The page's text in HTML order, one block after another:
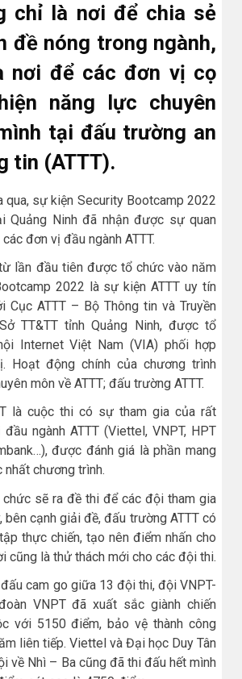
chỉ là nơi để chia sẻ
đề nóng trong ngành,
nơi để các đơn vị cọ
năng lực chuyên
tại đấu trường an
tin (ATTT).
sự kiện Security Bootcamp 2022
Quảng Ninh đã nhận được sự quan
đơn vị đầu ngành ATTT.
lần đầu tiên được tổ chức vào năm
2022 là sự kiện ATTT uy tín
ATTT – Bộ Thông tin và Truyền
TT&TT tỉnh Quảng Ninh, được tổ
Internet Việt Nam (VIA) phối hợp
Hoạt động chính của chương trình
môn về ATTT; đấu trường ATTT.
là cuộc thi có sự tham gia của rất
ngành ATTT (Viettel, VNPT, HPT
được đánh giá là phần mang
nhất chương trình.
chức sẽ ra đề thi để các đội tham gia
bên cạnh giải đề, đấu trường ATTT có
thực chiến, tạo nên điểm nhấn cho
cũng là thử thách mới cho các đội thi.
cam go giữa 13 đội thi, đội VNPT-
VNPT đã xuất sắc giành chiến
với 5150 điểm, bảo vệ thành công
liên tiếp. Viettel và Đại học Duy Tân
về Nhì – Ba cũng đã thi đấu hết mình